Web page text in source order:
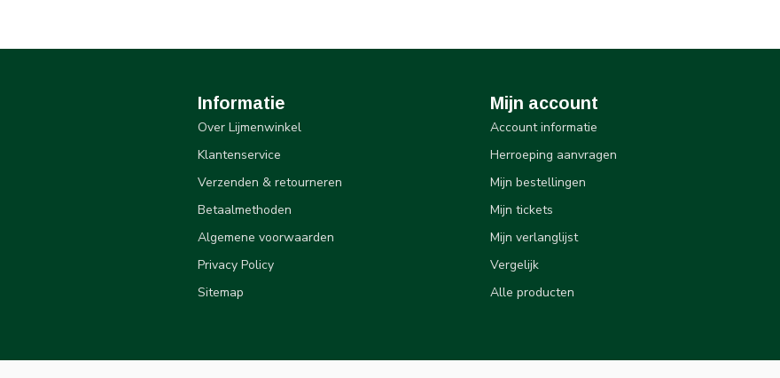
Informatie
Over Lijmenwinkel
Klantenservice
Verzenden & retourneren
Betaalmethoden
Algemene voorwaarden
Privacy Policy
Sitemap
Mijn account
Account informatie
Herroeping aanvragen
Mijn bestellingen
Mijn tickets
Mijn verlanglijst
Vergelijk
Alle producten